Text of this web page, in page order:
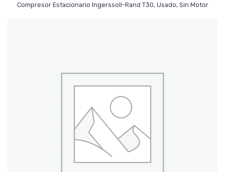
Compresor Estacionario Ingerssoll-Rand T30, Usado, Sin Motor